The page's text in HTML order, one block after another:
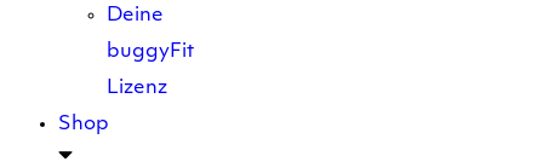
Deine
buggyFit
Lizenz
Shop